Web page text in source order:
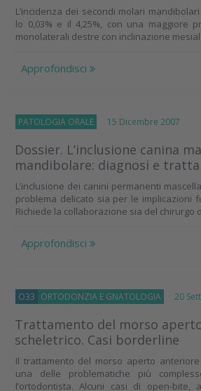
L’incidenza dei secondi molari
lo 0,03% e il 4,25%, con una maggiore
monolaterali destre con inclinazione
Approfondisci
PATOLOGIA ORALE 15 Dicembre 2007
Dossier. L’inclusione canina
mandibolare: diagnosi e
L’inclusione dei canini permanenti
problema delicato sia per le implicazioni
Richiede la collaborazione sia del chirurgo
Approfondisci
O33 ORTODONZIA E GNATOLOGIA 20
Trattamento del morso
scheletrico. Casi borderline
Il trattamento del morso aperto anteriore
una delle problematiche più
l’ortodontista. Alcuni casi di open-bite,